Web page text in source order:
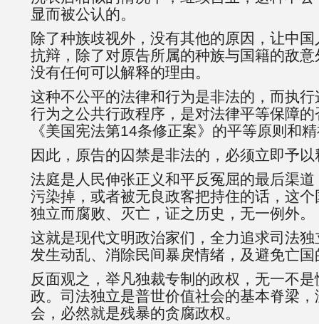
显而被公认的。
除了种族歧视外，没有其他的原因，让中
抗辩，除了对原告所属的种族与国籍的敌
没有任何可以解释的理由。
这种不公平的法律和行为是非法的，而执
行为之公共行政程序，是对法律平等保障
《美国宪法第14条修正案》的平等原则和
因此，原告的囚禁是非法的，必须立即予以
法庭是人民伸张正义和平反冤屈的最后渠
污染掉，或者被无良政客把持住的话，这
独立而腐败、灭亡，证之历史，无一例外。
这就是现代文明政治家们，全力追求司法
发生动乱、消除民间暴戾情绪，及避免亡
反面观之，举凡独裁专制的政权，无一不
政。司法独立是普世价值社会的基本脊梁
会，必然就是残暴的贪腐政权。